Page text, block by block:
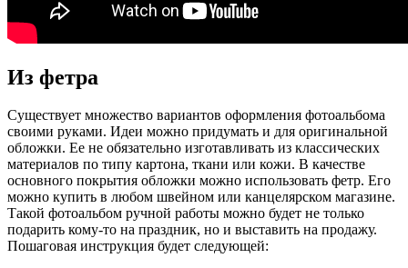
Из фетра
Существует множество вариантов оформления фотоальбома
своими руками. Идеи можно придумать и для оригинальной
обложки. Ее не обязательно изготавливать из классических
материалов по типу картона, ткани или кожи. В качестве
основного покрытия обложки можно использовать фетр. Его
можно купить в любом швейном или канцелярском магазине.
Такой фотоальбом ручной работы можно будет не только
подарить кому-то на праздник, но и выставить на продажу.
Пошаговая инструкция будет следующей: